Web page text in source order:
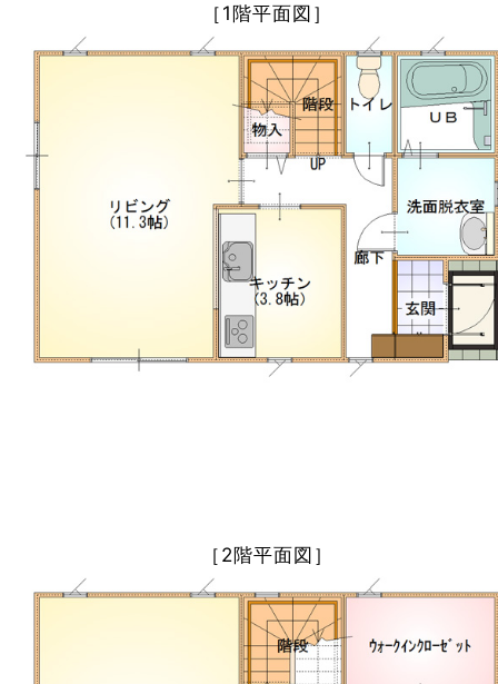
［1階平面図］
［2階平面図］